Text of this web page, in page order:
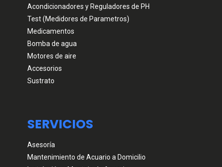
Acondicionadores y Reguladores de PH
Test (Medidores de Parametros)
Medicamentos
Bomba de agua
Motores de aire
Accesorios
Sustrato
SERVICIOS
Asesoría
Mantenimiento de Acuario a Domicilio